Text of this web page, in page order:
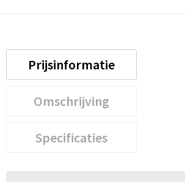
Prijsinformatie
Omschrijving
Specificaties